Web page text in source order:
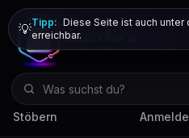
Stöbern
💡Tipp: Diese Seite ist auch unter
erreichbar.